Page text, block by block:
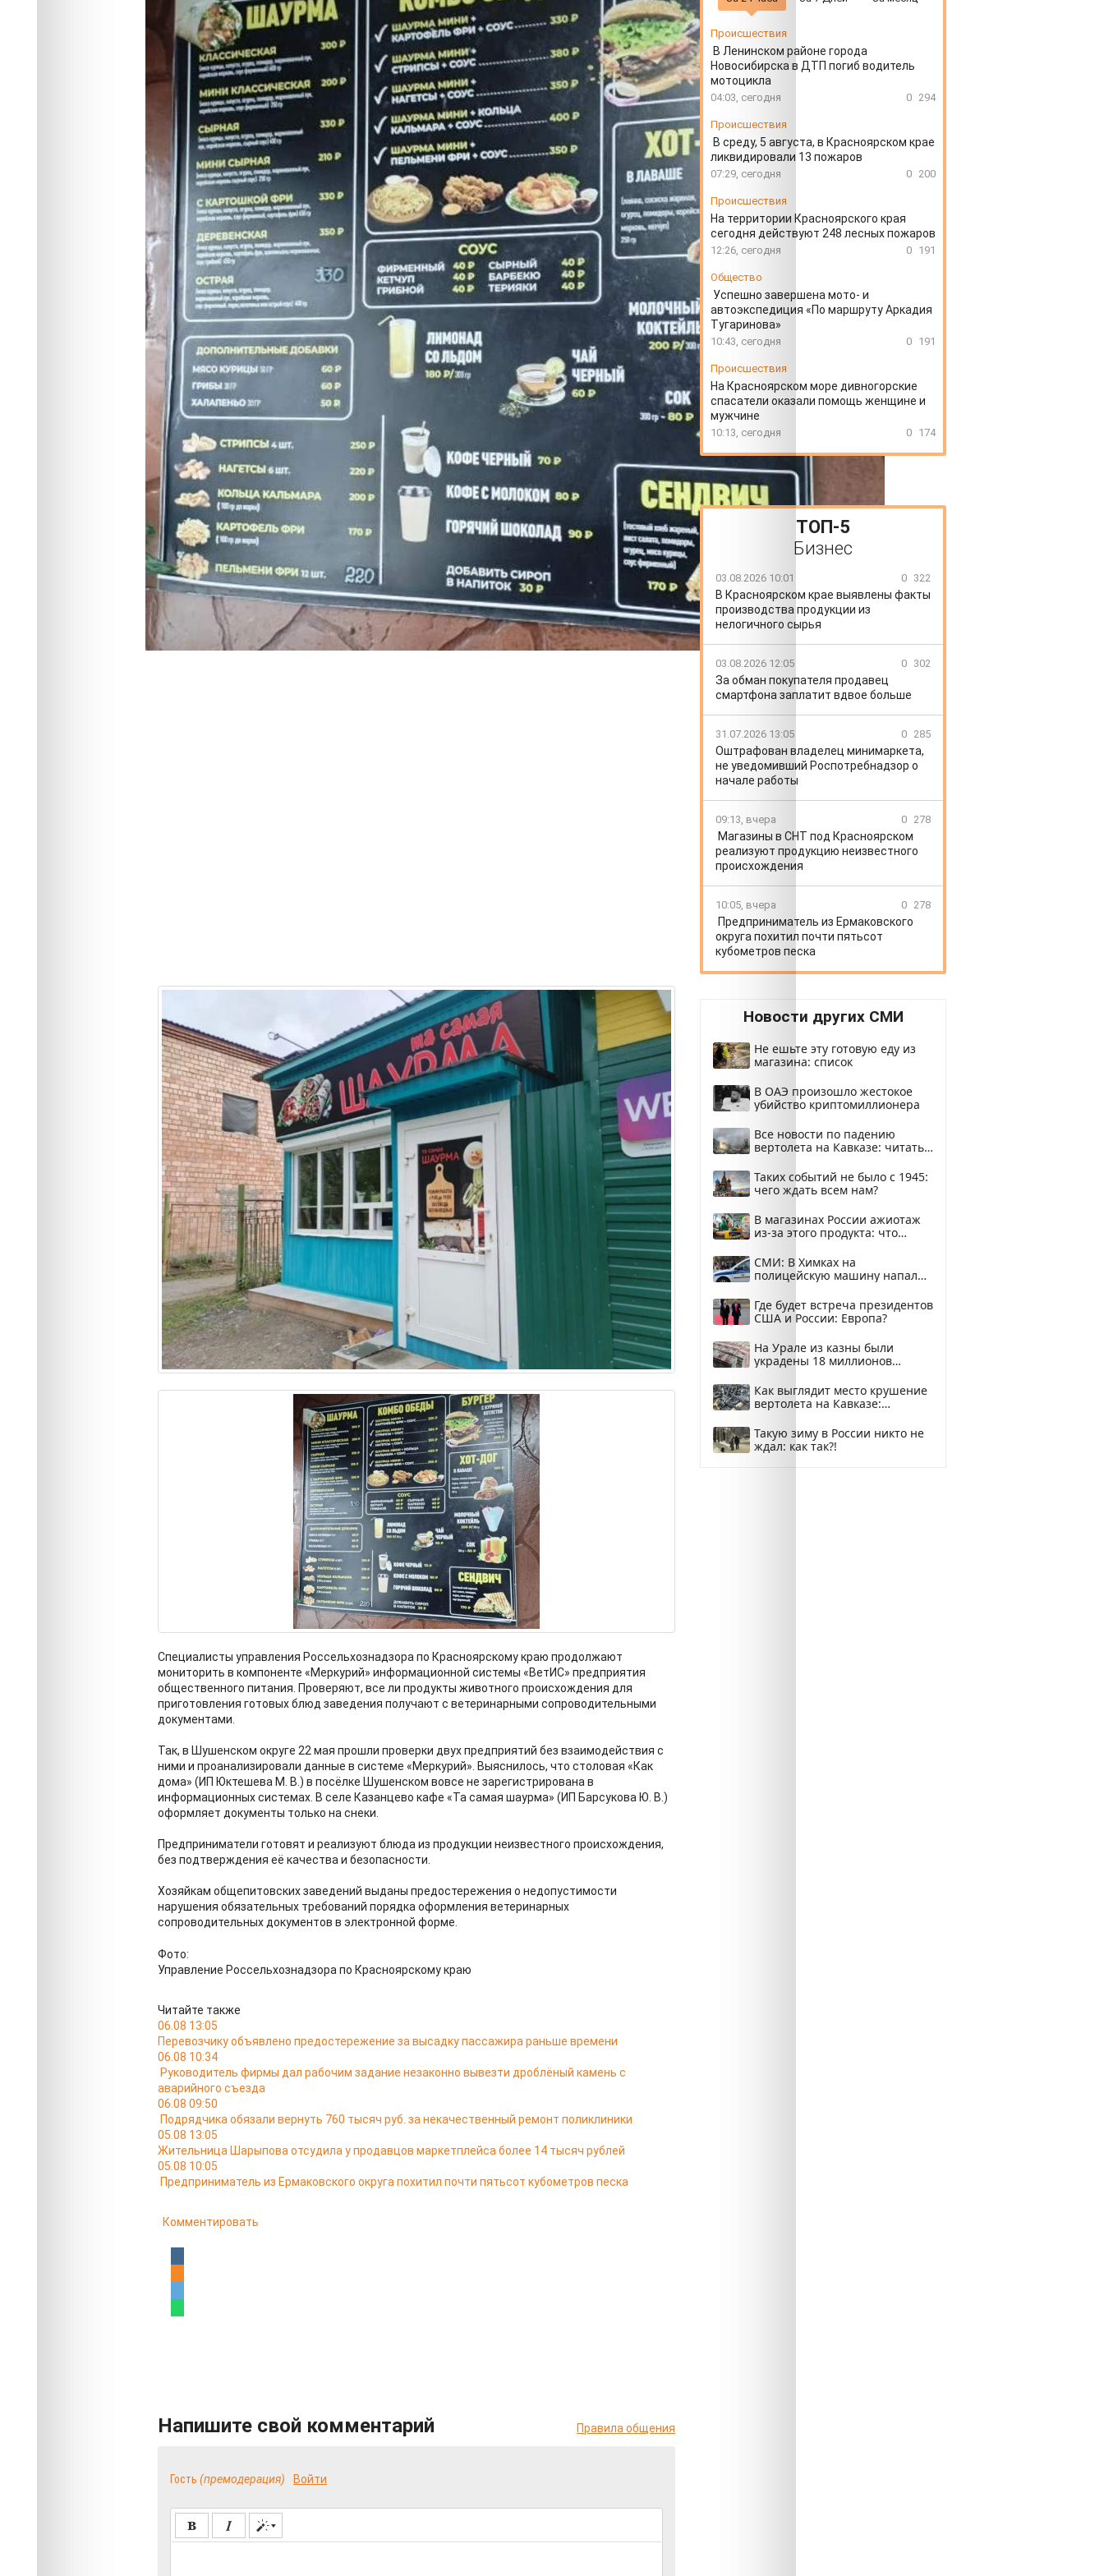
продукции неизвестного
происхождения
Бизнес
04.06.2026 16:35395
Специалисты управления Россельхознадзора по Красноярскому краю продолжают
мониторить в компоненте «Меркурий» информационной системы «ВетИС» предприятия
общественного питания. Проверяют, все ли продукты животного происхождения для
приготовления готовых блюд заведения получают с ветеринарными сопроводительными
документами.
Так, в Шушенском округе 22 мая прошли проверки двух предприятий без взаимодействия с
ними и проанализировали данные в системе «Меркурий». Выяснилось, что столовая «Как
дома» (ИП Юктешева М. В.) в посёлке Шушенском вовсе не зарегистрирована в
информационных системах. В селе Казанцево кафе «Та самая шаурма» (ИП Барсукова Ю. В.)
оформляет документы только на снеки.
Предприниматели готовят и реализуют блюда из продукции неизвестного происхождения,
без подтверждения её качества и безопасности.
Хозяйкам общепитовских заведений выданы предостережения о недопустимости
нарушения обязательных требований порядка оформления ветеринарных
сопроводительных документов в электронной форме.
Фото:
Управление Россельхознадзора по Красноярскому краю
Читайте также
06.08 13:05
Перевозчику объявлено предостережение за высадку пассажира раньше времени
06.08 10:34
Руководитель фирмы дал рабочим задание незаконно вывезти дроблёный камень с
аварийного съезда
06.08 09:50
Подрядчика обязали вернуть 760 тысяч руб. за некачественный ремонт поликлиники
05.08 13:05
Жительница Шарыпова отсудила у продавцов маркетплейса более 14 тысяч рублей
05.08 10:05
Предприниматель из Ермаковского округа похитил почти пятьсот кубометров песка
Комментировать
Напишите свой комментарий Правила общения
Гость (премодерация) Войти
Происшествия
В Ленинском районе города
Новосибирска в ДТП погиб водитель
мотоцикла
04:03, сегодня 0 294
Происшествия
В среду, 5 августа, в Красноярском крае
ликвидировали 13 пожаров
07:29, сегодня 0 200
Происшествия
На территории Красноярского края
сегодня действуют 248 лесных пожаров
12:26, сегодня 0 191
Общество
Успешно завершена мото- и
автоэкспедиция «По маршруту Аркадия
Тугаринова»
10:43, сегодня 0 191
Происшествия
На Красноярском море дивногорские
спасатели оказали помощь женщине и
мужчине
10:13, сегодня 0 174
ТОП-5
Бизнес
03.08.2026 10:01 0 322
В Красноярском крае выявлены факты
производства продукции из
нелогичного сырья
03.08.2026 12:05 0 302
За обман покупателя продавец
смартфона заплатит вдвое больше
31.07.2026 13:05 0 285
Оштрафован владелец минимаркета,
не уведомивший Роспотребнадзор о
начале работы
09:13, вчера 0 278
Магазины в СНТ под Красноярском
реализуют продукцию неизвестного
происхождения
10:05, вчера 0 278
Предприниматель из Ермаковского
округа похитил почти пятьсот
кубометров песка
Новости других СМИ
Не ешьте эту готовую еду из
магазина: список
В ОАЭ произошло жестокое
убийство криптомиллионера
Все новости по падению
вертолета на Кавказе: читать
Таких событий не было с 1945:
чего ждать всем нам?
В магазинах России ажиотаж
из-за этого продукта: что
СМИ: В Химках на
полицейскую машину напали
Где будет встреча президентов
США и России: Европа?
На Урале из казны были
украдены 18 миллионов
Как выглядит место крушение
вертолета на Кавказе:
Такую зиму в России никто не
ждал: как так?!